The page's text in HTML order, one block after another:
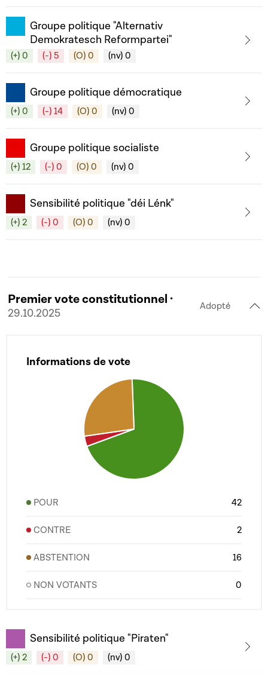
Groupe politique "Alternativ
Demokratesch Reformpartei"
(+) 0 (-) 5 (O) 0 (nv) 0
Groupe politique démocratique
(+) 0 (-) 14 (O) 0 (nv) 0
Groupe politique socialiste
(+) 12 (-) 0 (O) 0 (nv) 0
Sensibilité politique "déi Lénk"
(+) 2 (-) 0 (O) 0 (nv) 0
Premier vote constitutionnel ·
29.10.2025
Adopté
Informations de vote
POUR 42
CONTRE 2
ABSTENTION 16
NON VOTANTS 0
Sensibilité politique "Piraten"
(+) 2 (-) 0 (O) 0 (nv) 0